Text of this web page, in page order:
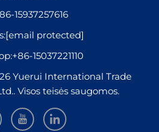
15937257616
[email protected]
+86-15037221110
Yuerui International Trade
Visos teisės saugomos.